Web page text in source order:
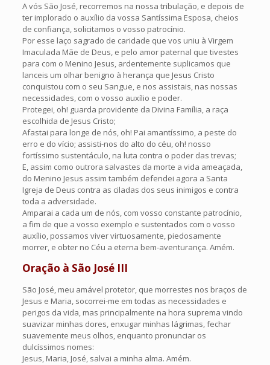
A vós São José, recorremos na nossa tribulação, e depois de
ter implorado o auxílio da vossa Santíssima Esposa, cheios
de confiança, solicitamos o vosso patrocínio.
Por esse laço sagrado de caridade que vos uniu à Virgem
Imaculada Mãe de Deus, e pelo amor paternal que tivestes
para com o Menino Jesus, ardentemente suplicamos que
lanceis um olhar benigno à herança que Jesus Cristo
conquistou com o seu Sangue, e nos assistais, nas nossas
necessidades, com o vosso auxílio e poder.
Protegei, oh! guarda providente da Divina Família, a raça
escolhida de Jesus Cristo;
Afastai para longe de nós, oh! Pai amantíssimo, a peste do
erro e do vício; assisti-nos do alto do céu, oh! nosso
fortíssimo sustentáculo, na luta contra o poder das trevas;
E, assim como outrora salvastes da morte a vida ameaçada,
do Menino Jesus assim também defendei agora a Santa
Igreja de Deus contra as ciladas dos seus inimigos e contra
toda a adversidade.
Amparai a cada um de nós, com vosso constante patrocínio,
a fim de que a vosso exemplo e sustentados com o vosso
auxílio, possamos viver virtuosamente, piedosamente
morrer, e obter no Céu a eterna bem-aventurança. Amém.
Oração à São José III
São José, meu amável protetor, que morrestes nos braços de
Jesus e Maria, socorrei-me em todas as necessidades e
perigos da vida, mas principalmente na hora suprema vindo
suavizar minhas dores, enxugar minhas lágrimas, fechar
suavemente meus olhos, enquanto pronunciar os
dulcíssimos nomes:
Jesus, Maria, José, salvai a minha alma. Amém.